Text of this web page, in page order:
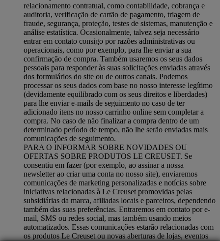
relacionamento contratual, como contabilidade, cobrança e
auditoria, verificação de cartão de pagamento, triagem de
fraude, segurança, proteção, testes de sistemas, manutenção e
análise estatística. Ocasionalmente, talvez seja necessário
entrar em contato consigo por razões administrativas ou
operacionais, como por exemplo, para lhe enviar a sua
confirmação de compra. Também usaremos os seus dados
pessoais para responder às suas solicitações enviadas através
dos formulários do site ou de outros canais. Podemos
processar os seus dados com base no nosso interesse legítimo
(devidamente equilibrado com os seus direitos e liberdades)
para lhe enviar e-mails de seguimento no caso de ter
adicionado itens no nosso carrinho online sem completar a
compra. No caso de não finalizar a compra dentro de um
determinado período de tempo, não lhe serão enviadas mais
comunicações de seguimento.
PARA O INFORMAR SOBRE NOVIDADES OU
OFERTAS SOBRE PRODUTOS LE CREUSET. Se
consentiu em fazer (por exemplo, ao assinar a nossa
newsletter ao criar uma conta no nosso site), enviaremos
comunicações de marketing personalizadas e notícias sobre
iniciativas relacionadas à Le Creuset promovidas pelas
subsidiárias da marca, afiliadas locais e parceiros, dependendo
também das suas preferências. Entraremos em contato por e-
mail, SMS ou redes social, mas também usando meios
automatizados. Essas comunicações estarão relacionadas com
os produtos Le Creuset ou novas aberturas de lojas, eventos